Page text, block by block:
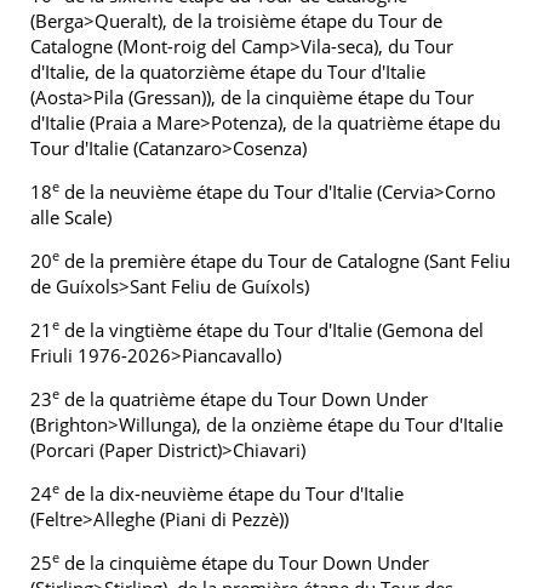
(Berga>Queralt), de la troisième étape du Tour de
Catalogne (Mont-roig del Camp>Vila-seca), du Tour
d'Italie, de la quatorzième étape du Tour d'Italie
(Aosta>Pila (Gressan)), de la cinquième étape du Tour
d'Italie (Praia a Mare>Potenza), de la quatrième étape du
Tour d'Italie (Catanzaro>Cosenza)
18e de la neuvième étape du Tour d'Italie (Cervia>Corno
alle Scale)
20e de la première étape du Tour de Catalogne (Sant Feliu
de Guíxols>Sant Feliu de Guíxols)
21 e de la vingtième étape du Tour d'Italie (Gemona del
Friuli 1976-2026>Piancavallo)
23e de la quatrième étape du Tour Down Under
(Brighton>Willunga), de la onzième étape du Tour d'Italie
(Porcari (Paper District)>Chiavari)
24e de la dix-neuvième étape du Tour d'Italie
(Feltre>Alleghe (Piani di Pezzè))
25e de la cinquième étape du Tour Down Under